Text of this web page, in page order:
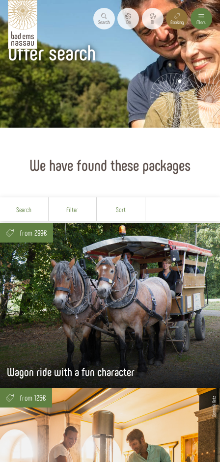
Search De Nl Booking Menu
Offer search
We have found these packages
Search Filter Sort
from 299€
Wagon ride with a fun character
Dominik Ketz
from 125€